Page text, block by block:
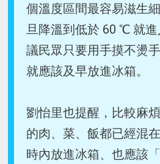
個溫度區間最容易滋生
旦降溫到低於 60 ℃ 就
議民眾只要用手摸不燙
就應該及早放進冰箱。
劉怡里也提醒，比較麻
的肉、菜、飯都已經混
時內放進冰箱、也應該